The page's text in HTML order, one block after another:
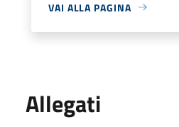
VAI ALLA PAGINA
Allegati